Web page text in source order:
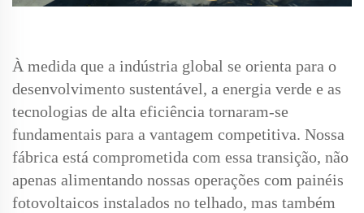
À medida que a indústria global se orienta para o
desenvolvimento sustentável, a energia verde e as
tecnologias de alta eficiência tornaram-se
fundamentais para a vantagem competitiva. Nossa
fábrica está comprometida com essa transição, não
apenas alimentando nossas operações com painéis
fotovoltaicos instalados no telhado, mas também